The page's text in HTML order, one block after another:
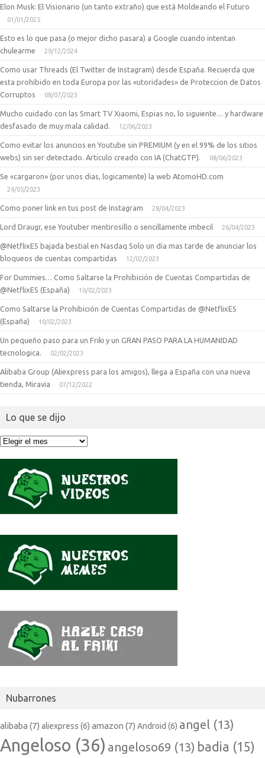
Elon Musk: El Visionario (un tanto extraño) que está Moldeando el Futuro
01/01/2025
Esto es lo que pasa (o mejor dicho pasara) a Google cuando intentan
chulearme
29/12/2024
Como usar Threads (El Twitter de Instagram) desde España. Recuerda que
esta prohibido en toda Europa por las «utoridades» de Proteccion de Datos
Corruptos
08/07/2023
Mucho cuidado con las Smart TV Xiaomi, Espias no, lo siguiente… y hardware
desfasado de muy mala calidad.
12/06/2023
Como evitar los anuncios en Youtube sin PREMIUM (y en el 99% de los sitios
webs) sin ser detectado. Articulo creado con IA (ChatGTP).
08/06/2023
Se «cargaron» (por unos dias, logicamente) la web AtomoHD.com
24/05/2023
Como poner link en tus post de Instagram 28/04/2023
Lord Draugr, ese Youtuber mentirosillo o sencillamente imbecil 26/04/2023
@NetflixES bajada bestial en Nasdaq Solo un dia mas tarde de anunciar los
bloqueos de cuentas compartidas
12/02/2023
For Dummies… Como Saltarse la Prohibición de Cuentas Compartidas de
@NetflixES (España)
10/02/2023
Como Saltarse la Prohibición de Cuentas Compartidas de @NetflixES
(España)
10/02/2023
Un pequeño paso para un Friki y un GRAN PASO PARA LA HUMANIDAD
tecnologica.
02/02/2023
Alibaba Group (Aliexpress para los amigos), llega a España con una nueva
tienda, Miravia
07/12/2022
Lo que se dijo
Lo
Nubarrones
alibaba (7) aliexpress (6) amazon (7) Android (6) angel (13)
Angeloso (36) angeloso69 (13) badia (15)